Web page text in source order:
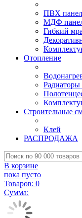
ПВХ
МДФ
Гибкий
Отопление
Радиаторы
Строительные
Клей
РАСПРОДАЖА
В корзине
пока пусто
Товаров: 0
Сумма: